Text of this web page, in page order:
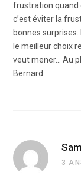
frustration quand
c’est éviter la
bonnes
le meilleur choix
veut mener… Au
Bernard
3